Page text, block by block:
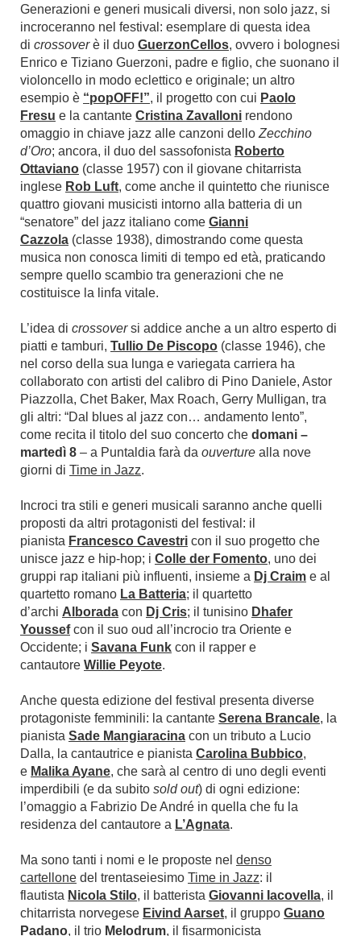
Generazioni e generi musicali diversi, non solo jazz, si
incroceranno nel festival: esemplare di questa idea
di crossoverè il duo GuerzonCellos, ovvero i bolognesi
Enrico e Tiziano Guerzoni, padre e figlio, che suonano il
violoncello in modo eclettico e originale; un altro
esempio è “popOFF!”, il progetto con cui Paolo
Fresu e la cantante Cristina Zavalloni rendono
omaggio in chiave jazz alle canzoni dello Zecchino
d’Oro; ancora, il duo del sassofonista Roberto
Ottaviano (classe 1957) con il giovane chitarrista
inglese Rob Luft, come anche il quintetto che riunisce
quattro giovani musicisti intorno alla batteria di un
“senatore” del jazz italiano come Gianni
Cazzola (classe 1938), dimostrando come questa
musica non conosca limiti di tempo ed età, praticando
sempre quello scambio tra generazioni che ne
costituisce la linfa vitale.
L’idea di crossoversi addice anche a un altro esperto di
piatti e tamburi, Tullio De Piscopo (classe 1946), che
nel corso della sua lunga e variegata carriera ha
collaborato con artisti del calibro di Pino Daniele, Astor
Piazzolla, Chet Baker, Max Roach, Gerry Mulligan, tra
gli altri: “Dal blues al jazz con… andamento lento”,
come recita il titolo del suo concerto che domani –
martedì 8 – a Puntaldia farà da ouverture alla nove
giorni di Time in Jazz.
Incroci tra stili e generi musicali saranno anche quelli
proposti da altri protagonisti del festival: il
pianista Francesco Cavestri con il suo progetto che
unisce jazz e hip-hop; i Colle der Fomento, uno dei
gruppi rap italiani più influenti, insieme a Dj Craim e al
quartetto romano La Batteria; il quartetto
d’archi Alborada con Dj Cris; il tunisino Dhafer
Youssefcon il suo oud all’incrocio tra Oriente e
Occidente; i Savana Funk con il rapper e
cantautore Willie Peyote.
Anche questa edizione del festival presenta diverse
protagoniste femminili: la cantante Serena Brancale, la
pianista Sade Mangiaracina con un tributo a Lucio
Dalla, la cantautrice e pianista Carolina Bubbico,
e Malika Ayane, che sarà al centro di uno degli eventi
imperdibili (e da subito sold out) di ogni edizione:
l’omaggio a Fabrizio De André in quella che fu la
residenza del cantautore a L’Agnata.
Ma sono tanti i nomi e le proposte nel denso
cartellone del trentaseiesimo Time in Jazz: il
flautista Nicola Stilo, il batterista Giovanni Iacovella, il
chitarrista norvegese Eivind Aarset, il gruppo Guano
Padano, il trio Melodrum, il fisarmonicista